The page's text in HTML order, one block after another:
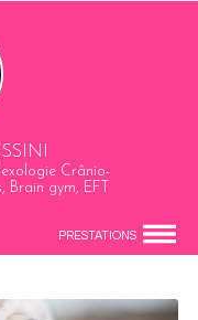
Crânio-
gym, EFT
PRESTATIONS